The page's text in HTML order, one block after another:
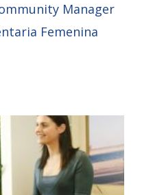
Manager
Femenina